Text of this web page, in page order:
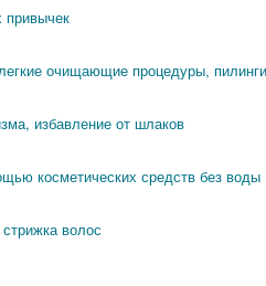
привычек
очищающие процедуры,
избавление от шлаков
косметических средств без воды
волос